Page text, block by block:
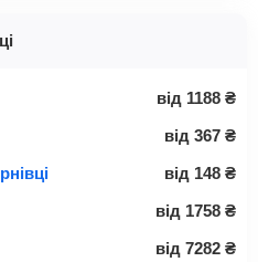
від 1188 ₴
від 367 ₴
від 148 ₴
від 1758 ₴
від 7282 ₴